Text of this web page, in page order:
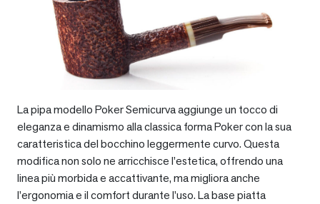
La pipa modello Poker Semicurva aggiunge un tocco di
eleganza e dinamismo alla classica forma Poker con la sua
caratteristica del bocchino leggermente curvo. Questa
modifica non solo ne arricchisce l’estetica, offrendo una
linea più morbida e accattivante, ma migliora anche
l’ergonomia e il comfort durante l’uso. La base piatta